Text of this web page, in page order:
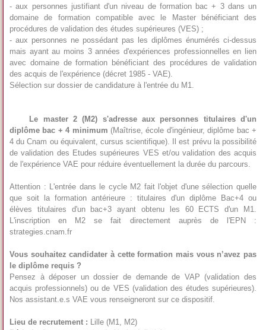
- aux personnes justifiant d'un niveau de formation bac + 3 dans un
domaine de formation compatible avec le Master bénéficiant des
procédures de validation des études supérieures (VES) ;
- aux personnes ne possédant pas les diplômes énumérés ci-dessus
mais ayant au moins 3 années d'expériences professionnelles en lien
avec domaine de formation bénéficiant des procédures de validation
des acquis de l'expérience (décret 1985 - VAE).
Sélection sur dossier de candidature à l'entrée du M1.
Le master 2 (M2) s'adresse aux personnes titulaires d'un
diplôme bac + 4 minimum (Maîtrise, école d'ingénieur, diplôme bac +
4 du Cnam ou équivalent, cursus scientifique). Il est prévu la possibilité
de validation des Etudes supérieures VES et/ou validation des acquis
de l'expérience VAE pour réduire éventuellement la durée du parcours.
Attention : L'entrée dans le cycle M2 fait l'objet d'une sélection quelle
que soit la formation antérieure : titulaires d'un diplôme Bac+4 ou
élèves titulaires d'un bac+3 ayant obtenu les 60 ECTS d'un M1.
L'inscription en M2 se fait directement auprès de l'EPN :
strategies.cnam.fr
Vous souhaitez candidater à cette formation mais vous n’avez pas
le diplôme requis ?
Pensez à déposer un dossier de demande de VAP (validation des
acquis professionnels) ou de VES (validation des études supérieures).
Nos assistant.e.s VAE vous renseigneront sur ce dispositif.
Lieu de recrutement : Lille (M1, M2)